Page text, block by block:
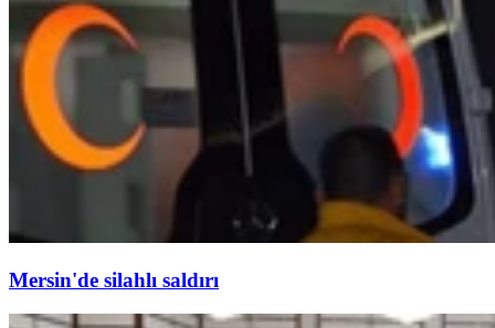
Mersin'de silahlı saldırı